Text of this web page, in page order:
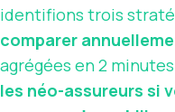
identifions trois
comparer
agrégées en 2
les néo-assureurs si